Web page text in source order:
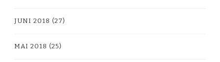
JUNI 2018 (27)
MAI 2018 (25)